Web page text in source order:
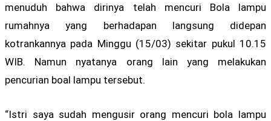
menuduh bahwa dirinya telah mencuri Bola lampu
rumahnya yang berhadapan langsung didepan
kotrankannya pada Minggu (15/03) sekitar pukul 10.15
WIB. Namun nyatanya orang lain yang melakukan
pencurian boal lampu tersebut.
“Istri saya sudah mengusir orang mencuri bola lampu